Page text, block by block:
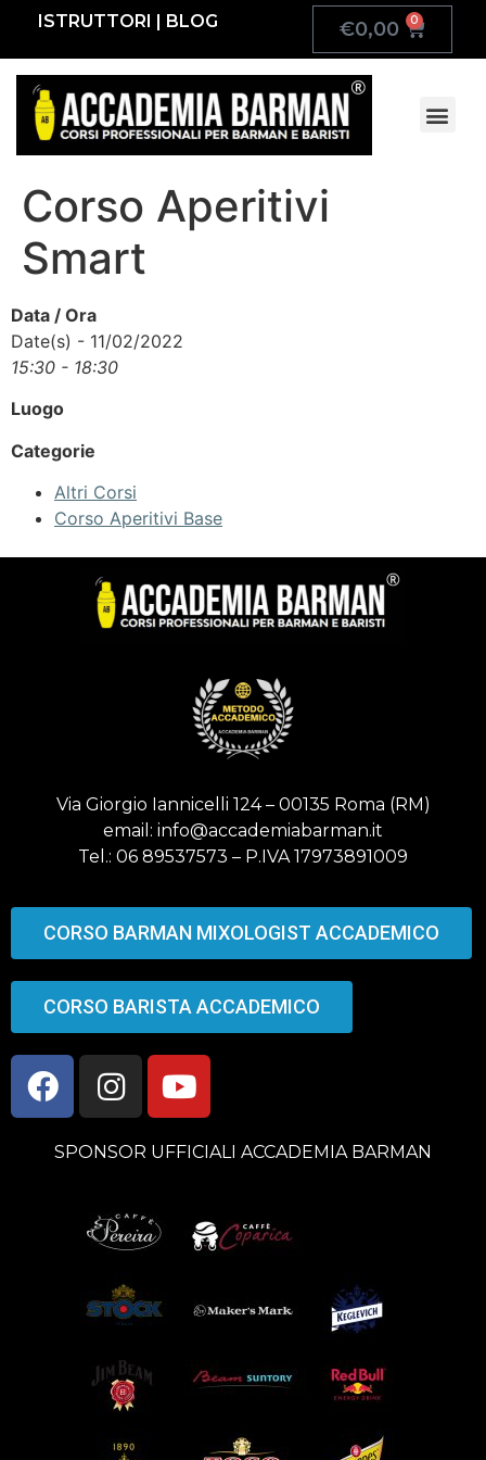
ISTRUTTORI | BLOG €0,00 0
Corso Aperitivi
Smart
Data / Ora
Date(s) - 11/02/2022
15:30 - 18:30
Luogo
Categorie
Altri Corsi
Corso Aperitivi Base
Via Giorgio Iannicelli 124 – 00135 Roma (RM)
email: info@accademiabarman.it
Tel.: 06 89537573 – P.IVA 17973891009
CORSO BARMAN MIXOLOGIST ACCADEMICO
CORSO BARISTA ACCADEMICO
SPONSOR UFFICIALI ACCADEMIA BARMAN